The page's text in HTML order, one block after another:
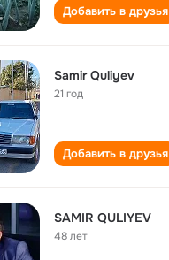
Добавить в друзья
Samir Quliyev
21 год
Добавить в друзья
SAMIR QULIYEV
48 лет